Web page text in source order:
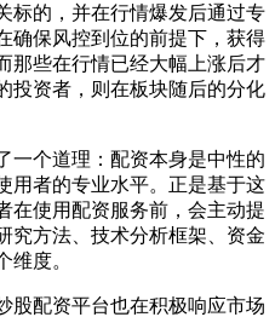
标的，并在行情爆发后通过专
确保风控到位的前提下，获得
那些在行情已经大幅上涨后才
投资者，则在板块随后的分化
一个道理：配资本身是中性的
用者的专业水平。正是基于这
在使用配资服务前，会主动提
究方法、技术分析框架、资金
维度。
股配资平台也在积极响应市场